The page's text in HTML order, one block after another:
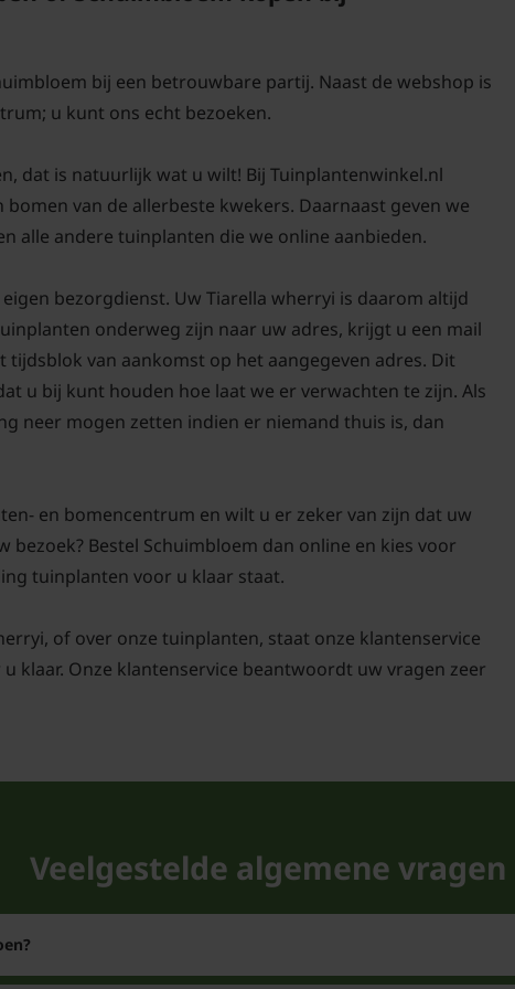
makkelijk te
zichtbaar en worden
kan ook goed met
bloeiperiode is best
Wat is de beste
muts Tiarella
De Tiarella wherryi
plant niet in de volle
verbranden als het
aanplanten wat
mei bloeit de plant met
Als in het voorjaar de
de winter dan mag u
nodig is kunt u om de
bij een betrouwbare partij. Naast de webshop is
u kunt ons echt bezoeken.
dat is natuurlijk wat u wilt! Bij Tuinplantenwinkel.nl
van de allerbeste kwekers. Daarnaast geven we
alle andere tuinplanten die we online aanbieden.
bezorgdienst. Uw Tiarella wherryi is daarom altijd
onderweg zijn naar uw adres, krijgt u een mail
van aankomst op het aangegeven adres. Dit
u bij kunt houden hoe laat we er verwachten te zijn. Als
neer mogen zetten indien er niemand thuis is, dan
en bomencentrum en wilt u er zeker van zijn dat uw
Bestel Schuimbloem dan online en kies voor
tuinplanten voor u klaar staat.
of over onze tuinplanten, staat onze klantenservice
klaar. Onze klantenservice beantwoordt uw vragen zeer
Veelgestelde algemene vragen